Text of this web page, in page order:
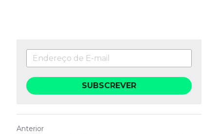
SUBSCREVER
Anterior